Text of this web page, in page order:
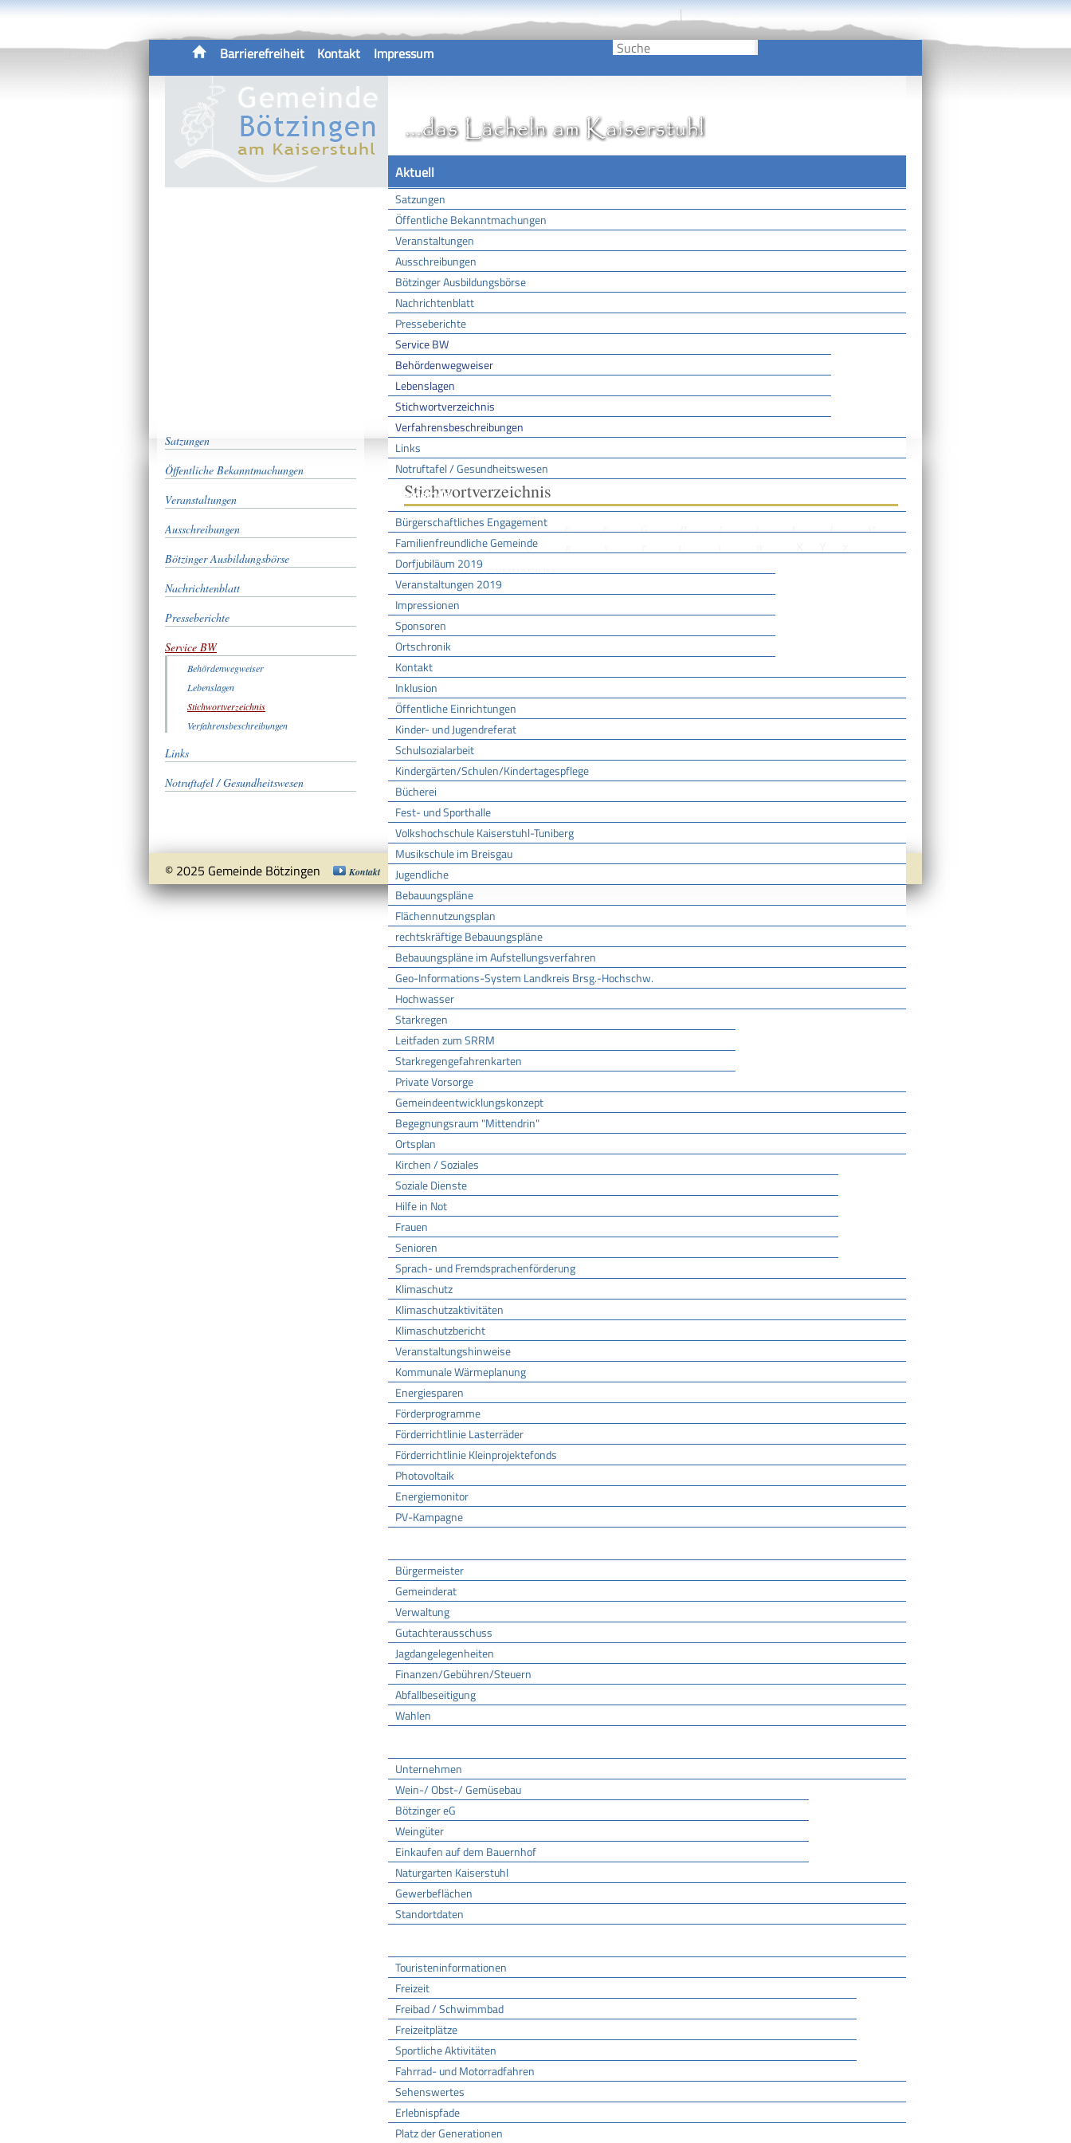
Barrierefreiheit Kontakt Impressum
Aktuell
Satzungen
Öffentliche Bekanntmachungen
Veranstaltungen
Ausschreibungen
Bötzinger Ausbildungsbörse
Nachrichtenblatt
Presseberichte
Service BW
Behördenwegweiser
Lebenslagen
Stichwortverzeichnis
Verfahrensbeschreibungen
Links
Notruftafel / Gesundheitswesen
Gemeinde
Bürgerschaftliches Engagement
Familienfreundliche Gemeinde
Dorfjubiläum 2019
Veranstaltungen 2019
Impressionen
Sponsoren
Ortschronik
Kontakt
Inklusion
Öffentliche Einrichtungen
Kinder- und Jugendreferat
Schulsozialarbeit
Kindergärten/Schulen/Kindertagespflege
Bücherei
Fest- und Sporthalle
Volkshochschule Kaiserstuhl-Tuniberg
Musikschule im Breisgau
Jugendliche
Bebauungspläne
Flächennutzungsplan
rechtskräftige Bebauungspläne
Bebauungspläne im Aufstellungsverfahren
Geo-Informations-System Landkreis Brsg.-Hochschw.
Hochwasser
Starkregen
Leitfaden zum SRRM
Starkregengefahrenkarten
Private Vorsorge
Gemeindeentwicklungskonzept
Begegnungsraum "Mittendrin"
Ortsplan
Kirchen / Soziales
Soziale Dienste
Hilfe in Not
Frauen
Senioren
Sprach- und Fremdsprachenförderung
Klimaschutz
Klimaschutzaktivitäten
Klimaschutzbericht
Veranstaltungshinweise
Kommunale Wärmeplanung
Energiesparen
Förderprogramme
Förderrichtlinie Lasterräder
Förderrichtlinie Kleinprojektefonds
Photovoltaik
Energiemonitor
PV-Kampagne
Bürgermeister
Gemeinderat
Verwaltung
Gutachterausschuss
Jagdangelegenheiten
Finanzen/Gebühren/Steuern
Abfallbeseitigung
Wahlen
Unternehmen
Wein-/ Obst-/ Gemüsebau
Bötzinger eG
Weingüter
Einkaufen auf dem Bauernhof
Naturgarten Kaiserstuhl
Gewerbeflächen
Standortdaten
Touristeninformationen
Freizeit
Freibad / Schwimmbad
Freizeitplätze
Sportliche Aktivitäten
Fahrrad- und Motorradfahren
Sehenswertes
Erlebnispfade
Platz der Generationen
Satzungen
Öffentliche Bekanntmachungen
Veranstaltungen
Ausschreibungen
Bötzinger Ausbildungsbörse
Nachrichtenblatt
Presseberichte
Service BW
Behördenwegweiser
Lebenslagen
Stichwortverzeichnis
Verfahrensbeschreibungen
Links
Notruftafel / Gesundheitswesen
Sie sind hier:Startseite /Aktuell /Service BW /Stichwortverzeichnis
Stichwortverzeichnis
A B C D E F G H I J K L
M
N
O P Q
BERUFLICHES GYMNASIUM
Leistungen
Berufliches Gymnasium (dreijährige Aufbauform) - Aufnahme beantragen
Berufliches Gymnasium (sechsjährige Aufbauform) - Aufnahme beantragen
© 2025 Gemeinde Bötzingen Kontakt Impressum